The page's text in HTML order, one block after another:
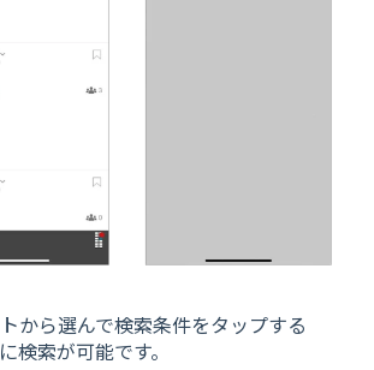
から選んで検索条件をタップする
検索が可能です。